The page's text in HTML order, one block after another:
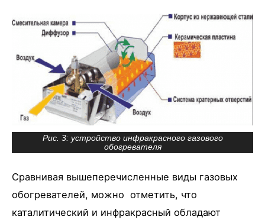
Рис. 3: устройство инфракрасного газового
обогревателя
Сравнивая вышеперечисленные виды газовых
обогревателей, можно отметить, что
каталитический и инфракрасный обладают